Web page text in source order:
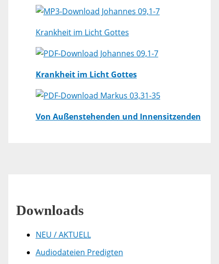
Johannes 09,1-7
Krankheit im Licht Gottes
Johannes 09,1-7
Krankheit im Licht Gottes
Markus 03,31-35
Von Außenstehenden und Innensitzenden
Downloads
NEU / AKTUELL
Audiodateien Predigten